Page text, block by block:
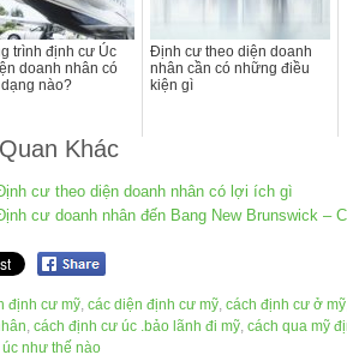
trình định cư Úc
doanh nhân có
nào?
Định cư theo diện doanh
nhân cần có những điều
kiện gì
Khác
cư theo diện doanh nhân có lợi ích gì
cư doanh nhân đến Bang New Brunswick –
định cư mỹ, các diện định cư mỹ, cách định cư ở mỹ
, cách định cư úc .bảo lãnh đi mỹ, cách qua mỹ
như thế nào